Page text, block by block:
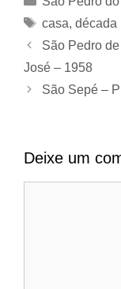
Tags
casa, década
São Pedro
José – 1958
São Sepé –
Deixe um